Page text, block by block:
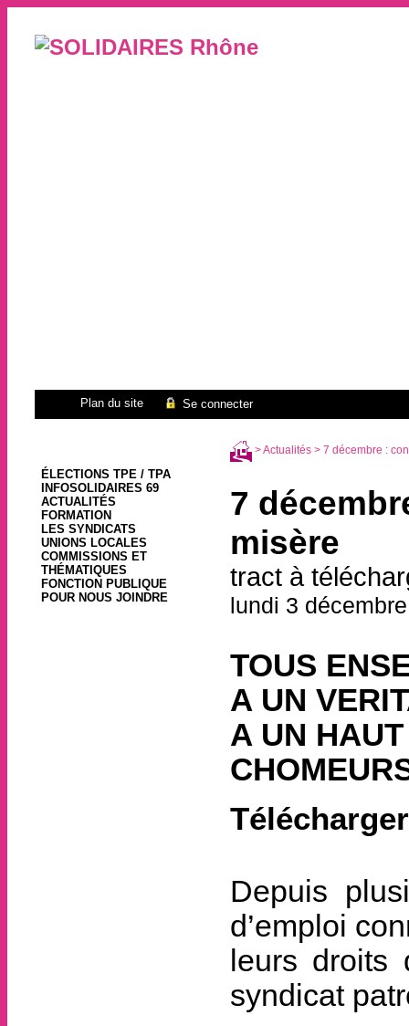
Plan du site Se connecter
ÉLECTIONS TPE / TPA
INFOSOLIDAIRES 69
ACTUALITÉS
FORMATION
LES SYNDICATS
UNIONS LOCALES
COMMISSIONS ET
THÉMATIQUES
FONCTION PUBLIQUE
POUR NOUS JOINDRE
>Actualités> 7 décembre :
7
misère
tract à
lundi 3
TOUS
A UN
A UN
Depuis
d’emploi
leurs
syndicat